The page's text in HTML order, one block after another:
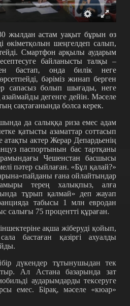
жылдан астам уақыт бұрын өз
өкіметқолын шеңгелдеп салып,
Смартфон арқылы аударым
байланысты талқы –
бастап, онда билік неге
бәріміз жинап берген
сапасыз болып шығады, неге
дегенге дейін. Мәселе
сақтағанында болса керек.
да салыққа риза емес адам
қатысты азаматтар соттасып
актер Жерар Депардьенің
паспортынын бас тартқаны
Чешенстан басшысы
пәтер сыйлаған. «Бұл қалай?»
ғана ойлайтындар
терең халықпыз, алға
тұрып қалмай» деп жауап
табысы 1 млн евродан
салығы 75 процентті құраған.
ақша жіберуді қойып,
бастаған қазіргі ахуалды
дүкендер тұтынушыдан тек
Ал Астана базарында зат
аударымдарды тексеруге
емес. Бірақ, мәселе «кюар»